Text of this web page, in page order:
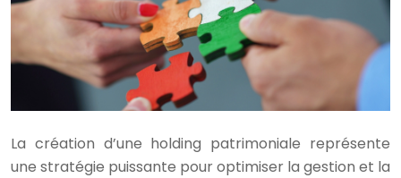
La création d’une holding patrimoniale représente
une stratégie puissante pour optimiser la gestion et la